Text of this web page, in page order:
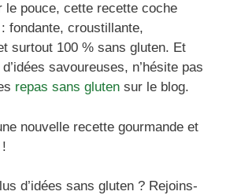
le pouce, cette recette coche
fondante, croustillante,
surtout 100 % sans gluten. Et
savoureuses, n’hésite pas
repas sans gluten sur le blog.
nouvelle recette gourmande et
d’idées sans gluten ? Rejoins-